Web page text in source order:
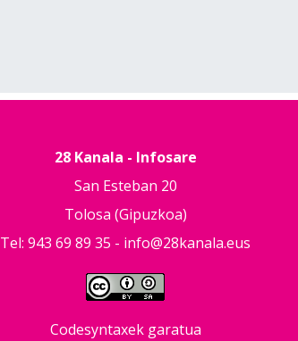
28 Kanala - Infosare
San Esteban 20
Tolosa (Gipuzkoa)
Tel: 943 69 89 35 - info@28kanala.eus
Codesyntaxek garatua